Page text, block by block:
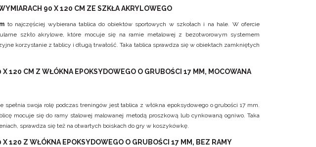
90 X 120 CM ZE SZKŁA AKRYLOWEGO
to najczęściej wybierana tablica do obiektów sportowych w szkołach i na hale. W ofercie
szkło akrylowe, które mocuje się na ramie metalowej z bezotworowym systemem
korzystanie z tablicy i długą trwałość. Taka tablica sprawdza się w obiektach zamkniętych
120 CM Z WŁÓKNA EPOKSYDOWEGO O GRUBOŚCI 17 MM, MOCOWANA
spełnia swoja rolę podczas treningów jest tablica z włókna epoksydowego o grubości 17 mm.
mocuje się do ramy stalowej malowanej metodą proszkową lub cynkowaną ogniwo. Taka
sprawdza się też na otwartych boiskach do gry w koszykówkę.
120 Z WŁÓKNA EPOKSYDOWEGO O GRUBOŚCI 17 MM, BEZ RAMY